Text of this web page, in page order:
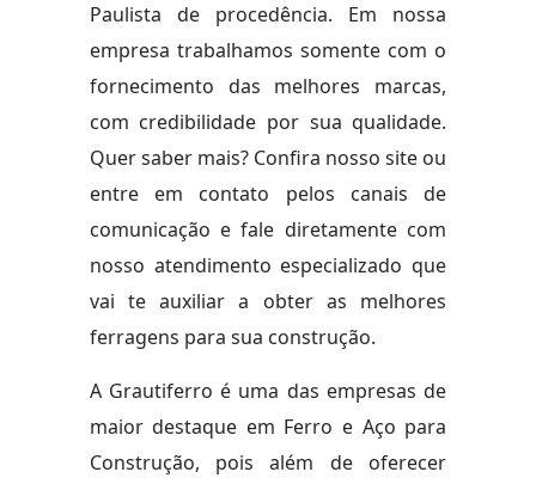
Paulista de procedência. Em nossa
empresa trabalhamos somente com o
fornecimento das melhores marcas,
com credibilidade por sua qualidade.
Quer saber mais? Confira nosso site ou
entre em contato pelos canais de
comunicação e fale diretamente com
nosso atendimento especializado que
vai te auxiliar a obter as melhores
ferragens para sua construção.
A Grautiferro é uma das empresas de
maior destaque em Ferro e Aço para
Construção, pois além de oferecer